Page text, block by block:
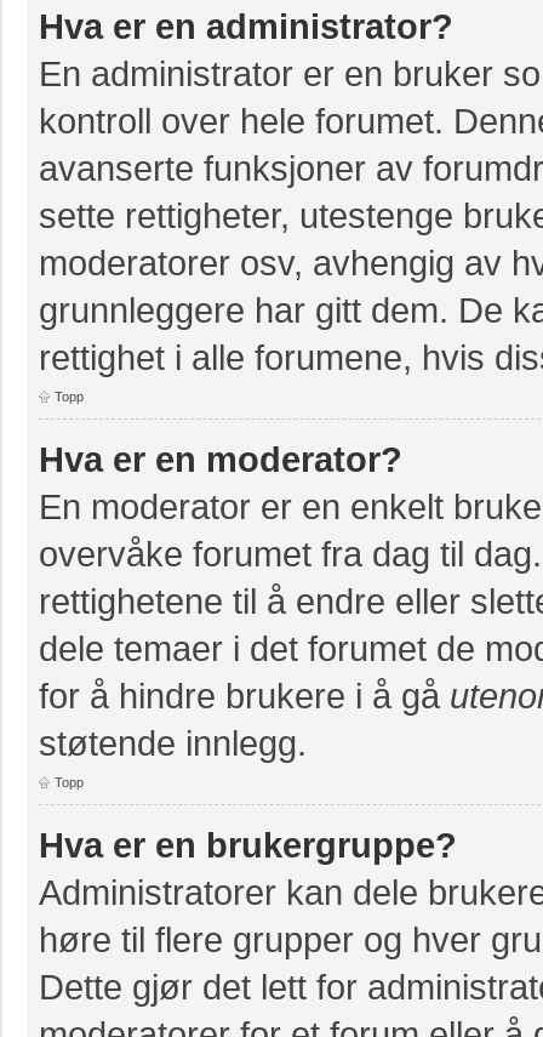
Hva er en administrator?
En administrator er en bruker
kontroll over hele forumet.
avanserte funksjoner av
sette rettigheter, utestenge
moderatorer osv, avhengig av
grunnleggere har gitt dem. De
rettighet i alle forumene, hvis
Topp
Hva er en moderator?
En moderator er en enkelt
overvåke forumet fra dag til
rettighetene til å endre eller
dele temaer i det forumet de
for å hindre brukere i å gå
støtende innlegg.
Topp
Hva er en brukergruppe?
Administratorer kan dele
høre til flere grupper og hver
Dette gjør det lett for